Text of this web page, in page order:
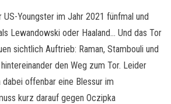
Youngster im Jahr 2021 fünfmal und
Lewandowski oder Haaland… Und das Tor
sichtlich Auftrieb: Raman, Stambouli und
den Weg zum Tor. Leider
offenbar eine Blessur im
kurz darauf gegen Oczipka